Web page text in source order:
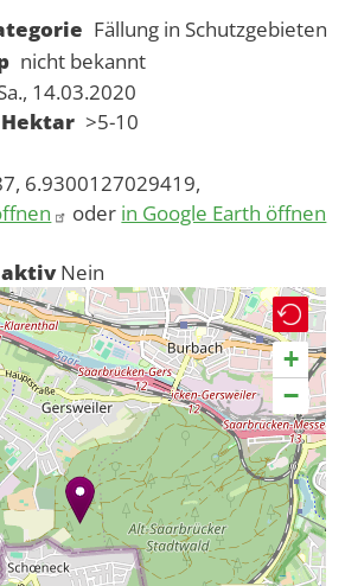
Fällung in Schutzgebieten
nicht bekannt
14.03.2020
>5-10
6.9300127029419,
oder in Google Earth öffnen
Nein
+
−